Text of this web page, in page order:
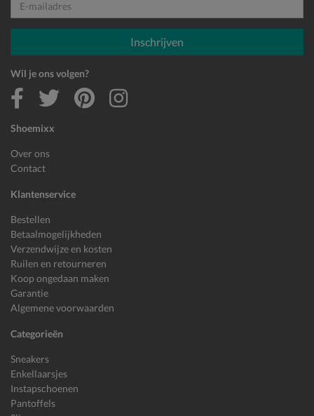
Shoemixx
Over ons
Contact
Klantenservice
Bestellen
Betaalmogelijkheden
Verzendwijze en kosten
Ruilen en retourneren
Koop ongedaan maken
Garantie
Algemene voorwaarden
Categorieën
Sneakers
Enkellaarsjes
Instapschoenen
Pantoffels
E-mailadres
Inschrijven
Wil je ons volgen?